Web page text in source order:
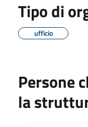
Tipo di
ufficio
Persone
la